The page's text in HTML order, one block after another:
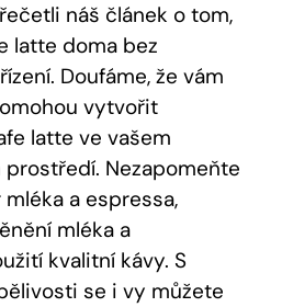
⁤náš článek o​ tom,
latte doma bez
Doufáme, že vám
vytvořit
latte ve vašem
Nezapomeňte
a ​espressa,
mléka a
kvalitní kávy. S
⁣se i vy můžete